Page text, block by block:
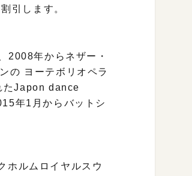
引します。
2008年からネザー・
の ヨーテボリオペラ
たJapon dance
年1月からバットシ
ホルムロイヤルスウ